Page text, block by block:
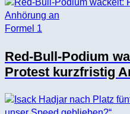
Formel 1
Red-Bull-Podium
Protest kurzfristig